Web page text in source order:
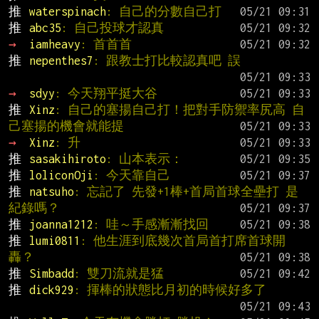
推
waterspinach: 自己的分數自己打
推
abc35 : 自己投球才認真
→
iamheavy : 首首首
推
nepenthes7 : 跟教士打比較認真吧 誤
→
sdyy : 今天翔平挺大谷
推
Xinz : 自己的塞揚自己打！把對手防禦率尻高 自
己塞揚的機會就能提
→
Xinz : 升
推
sasakihiroto : 山本表示：
推
loliconOji : 今天靠自己
推
natsuho : 忘記了 先發+1棒+首局首球全壘打 是
紀錄嗎？
推
joanna1212 : 哇～手感漸漸找回
推
lumi0811 : 他生涯到底幾次首局首打席首球開
轟？
推
Simbadd : 雙刀流就是猛
推
dick929 : 揮棒的狀態比月初的時候好多了